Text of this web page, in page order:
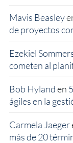
Mavis Beasley
de proyectos
Ezekiel
cometen al
Bob Hylanden
ágiles en la
Carmela Jaeger
más de 20